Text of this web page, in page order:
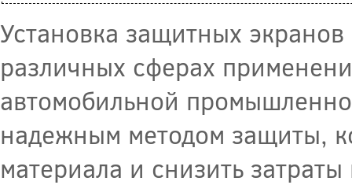
Установка защитных
различных сферах
автомобильной
надежным методом защиты,
материала и снизить